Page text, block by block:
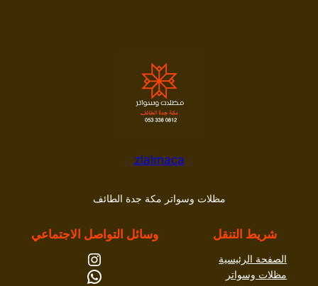
zlalmaca
مظلات وسواتر مكة جدة الطائف
شريط التنقل
الصفحة الرئيسية
مظلات وسواتر
وسائل التواصل الاجتماعي
إنستجرام
واتساب